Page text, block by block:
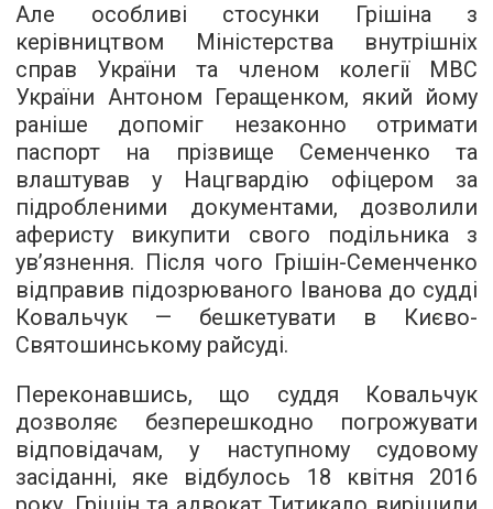
Але особливі стосунки Грішіна з
керівництвом Міністерства внутрішніх
справ України та членом колегії МВС
України Антоном Геращенком, який йому
раніше допоміг незаконно отримати
паспорт на прізвище Семенченко та
влаштував у Нацгвардію офіцером за
підробленими документами, дозволили
аферисту викупити свого подільника з
ув’язнення. Після чого Грішін-Семенченко
відправив підозрюваного Іванова до судді
Ковальчук — бешкетувати в Києво-
Святошинському райсуді.
Переконавшись, що суддя Ковальчук
дозволяє безперешкодно погрожувати
відповідачам, у наступному судовому
засіданні, яке відбулось 18 квітня 2016